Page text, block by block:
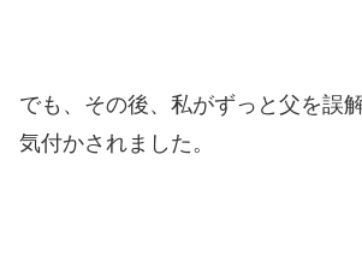
でも、その後、私がずっと父を誤
気付かされました。